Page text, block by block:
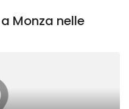
Monza nelle